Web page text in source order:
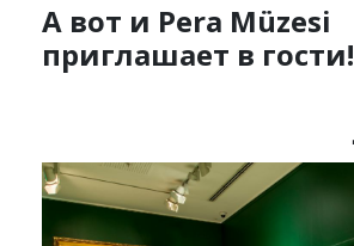
А вот и Pera Müzesi
приглашает в гости!